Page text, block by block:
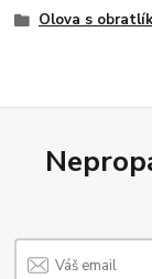
Olova s